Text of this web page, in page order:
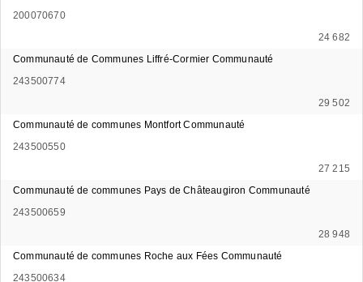
200070670
24 682
Communauté de Communes Liffré-Cormier Communauté
243500774
29 502
Communauté de communes Montfort Communauté
243500550
27 215
Communauté de communes Pays de Châteaugiron Communauté
243500659
28 948
Communauté de communes Roche aux Fées Communauté
243500634